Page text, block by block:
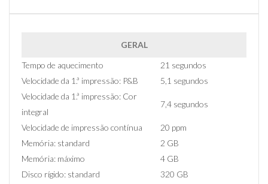
GERAL
Tempo de aquecimento
21 segundos
Velocidade da 1.ª impressão: P&B
5,1 segundos
Velocidade da 1.ª impressão: Cor
integral
7,4 segundos
Velocidade de impressão contínua
20 ppm
Memória: standard
2 GB
Memória: máximo
4 GB
Disco rígido: standard
320 GB